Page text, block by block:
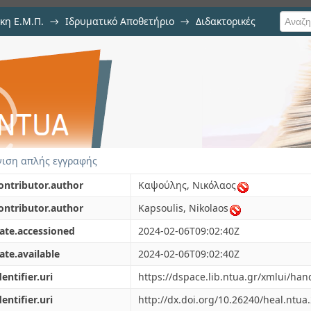
Ε.Μ.Π. → Ιδρυματικό Αποθετήριο → Διδακτορικές
Currencies: privacy-
απλής εγγραφής
Καψούλης, Νικόλαος
Kapsoulis, Nikolaos
2024-02-06T09:02:40Z
2024-02-06T09:02:40Z
https://dspace.lib.ntua.gr/xmlui/
http://dx.doi.org/10.26240/